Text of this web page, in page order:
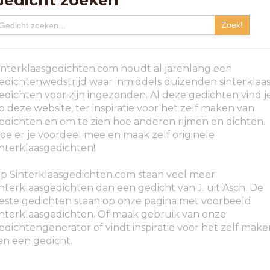
houdt al jarenlang een
waar inmiddels duizenden sinterklaas
voor zijn ingezonden. Al deze gedichten vind
deze website, ter inspiratie voor het zelf maken van
en om te zien hoe anderen rijmen en dichten.
er je voordeel mee en maak zelf originele
Sinterklaasgedichten.com staan veel meer
dan een gedicht van J. uit Asch. De
gedichten staan op onze pagina met voorbeeld
Of maak gebruik van onze
of vindt inspiratie voor het zelf
een gedicht.